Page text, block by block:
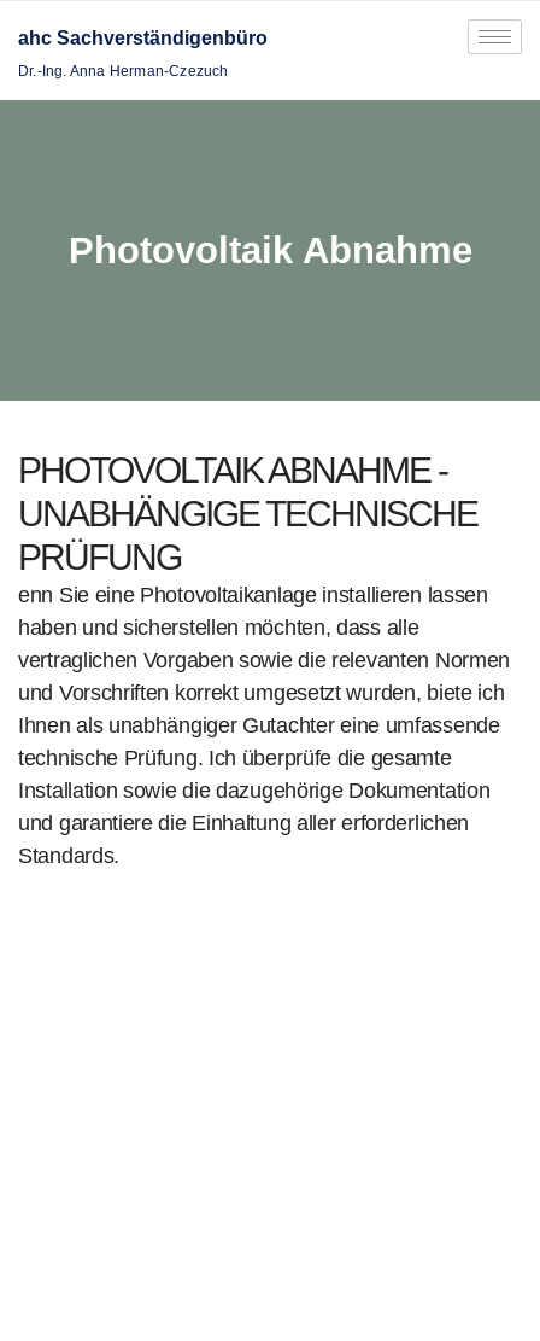
ahc Sachverständigenbüro
Dr.-Ing. Anna Herman-Czezuch
Photovoltaik Abnahme
PHOTOVOLTAIK ABNAHME -
UNABHÄNGIGE TECHNISCHE
PRÜFUNG
enn Sie eine Photovoltaikanlage installieren lassen
haben und sicherstellen möchten, dass alle
vertraglichen Vorgaben sowie die relevanten Normen
und Vorschriften korrekt umgesetzt wurden, biete ich
Ihnen als unabhängiger Gutachter eine umfassende
technische Prüfung. Ich überprüfe die gesamte
Installation sowie die dazugehörige Dokumentation
und garantiere die Einhaltung aller erforderlichen
Standards.